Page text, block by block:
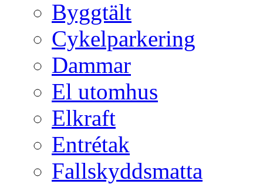
Byggtält
Cykelparkering
Dammar
El utomhus
Elkraft
Entrétak
Fallskyddsmatta